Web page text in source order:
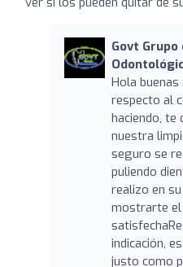
Govt
Hola buenas
respecto al
haciendo, te
nuestra
seguro se
puliendo
realizo en
mostrarte el
indicación,
justo como